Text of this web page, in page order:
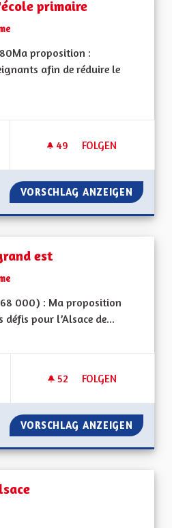
primaire
proposition :
afin de réduire le
49 49 FOLLOWER
FOLGEN
ENSEIGNEMENT À
VORSCHLAG ANZEIGEN
est
000) : Ma proposition
pour l’Alsace de...
52 52 FOLLOWER
FOLGEN
NE PAS SORTIR DU
VORSCHLAG ANZEIGEN NE